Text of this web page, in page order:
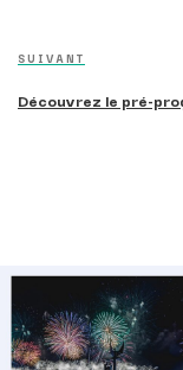
Article
SUIVANT
Découvrez le pré-